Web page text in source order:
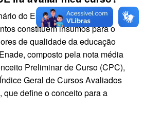
do Estudante e da prova.
constituem insumos para o
de qualidade da educação
composto pela nota média
Preliminar de Curso (CPC),
Geral de Cursos Avaliados
que define o conceito para a